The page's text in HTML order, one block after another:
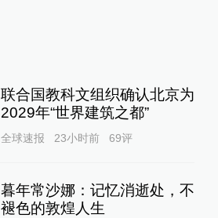
联合国教科文组织确认北京为
2029年“世界建筑之都”
全球速报 23小时前 69评
暮年常沙娜：记忆消逝处，不
褪色的敦煌人生